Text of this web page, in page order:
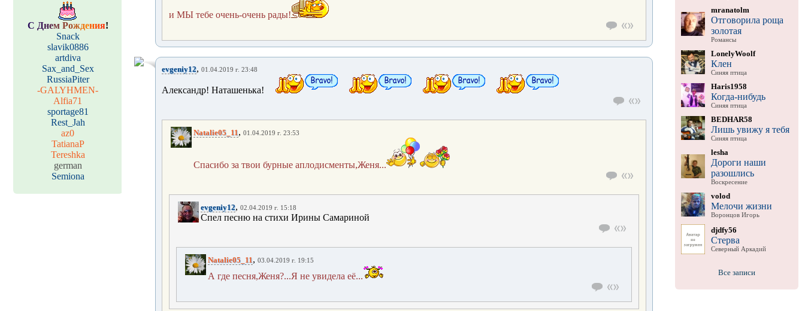
С Днем Рождения!
Snack
slavik0886
artdiva
Sax_and_Sex
RussiaPiter
-GALYHMEN-
Alfia71
sportage81
Rest_Jah
az0
TatianaP
Tereshka
german
Semiona
и МЫ тебе очень-очень рады!
evgeniy12, 01.04.2019 г. 23:48
Александр! Наташенька!
Natalie05_11, 01.04.2019 г. 23:53
Спасибо за твои бурные аплодисменты,Женя...
evgeniy12, 02.04.2019 г. 15:18
Спел песню на стихи Ирины Самариной
Natalie05_11, 03.04.2019 г. 19:15
А где песня,Женя?...Я не увидела её...
mranatolm
Отговорила роща
золотая
Романсы
LonelyWoolf
Клен
Синяя птица
Haris1958
Когда-нибудь
Синяя птица
BEDHAR58
Лишь увижу я тебя
Синяя птица
lesha
Дороги наши
разошлись
Воскресение
volod
Мелочи жизни
Воронцов Игорь
djdfy56
Стерва
Северный Аркадий
Все записи